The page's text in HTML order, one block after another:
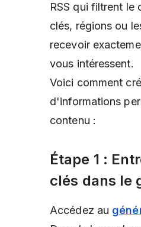
RSS qui filtrent le
clés, régions ou
recevoir
vous intéressent.
Voici comment
d'informations
contenu :
Étape 1 :
clés dans le
Accédez au